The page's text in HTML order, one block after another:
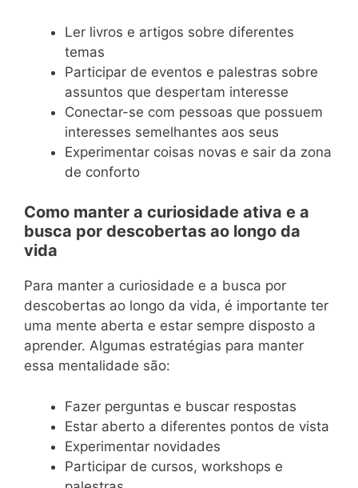
Ler livros e artigos sobre diferentes
temas
Participar de eventos e palestras sobre
assuntos que despertam interesse
Conectar-se com pessoas que possuem
interesses semelhantes aos seus
Experimentar coisas novas e sair da zona
de conforto
Como manter a curiosidade ativa e a
busca por descobertas ao longo da
vida
Para manter a curiosidade e a busca por
descobertas ao longo da vida, é importante ter
uma mente aberta e estar sempre disposto a
aprender. Algumas estratégias para manter
essa mentalidade são:
Fazer perguntas e buscar respostas
Estar aberto a diferentes pontos de vista
Experimentar novidades
Participar de cursos, workshops e